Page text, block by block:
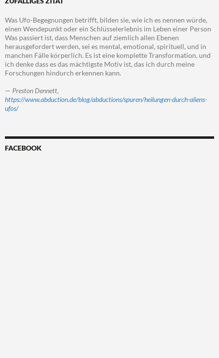
Was Ufo-Begegnungen betrifft, bilden sie, wie ich es nennen würde,
einen Wendepunkt oder ein Schlüsselerlebnis im Leben einer Person
Was passiert ist, dass Menschen auf ziemlich allen Ebenen
herausgefordert werden, sei es mental, emotional, spirituell, und in
manchen Fälle körperlich. Es ist eine komplette Transformation, und
ich denke dass es das mächtigste Motiv ist, das ich durch meine
Forschungen hindurch erkennen kann.
— Preston Dennett,
https://www.abduction.de/blog/abductions/spuren/heilungen-durch-aliens-
ufos/
FACEBOOK